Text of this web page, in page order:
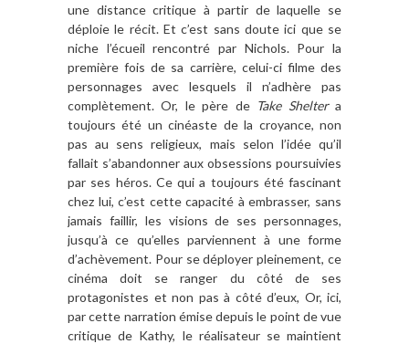
une distance critique à partir de laquelle se
déploie le récit. Et c’est sans doute ici que se
niche l’écueil rencontré par Nichols. Pour la
première fois de sa carrière, celui-ci filme des
personnages avec lesquels il n’adhère pas
complètement. Or, le père de Take Sheltera
toujours été un cinéaste de la croyance, non
pas au sens religieux, mais selon l’idée qu’il
fallait s’abandonner aux obsessions poursuivies
par ses héros. Ce qui a toujours été fascinant
chez lui, c’est cette capacité à embrasser, sans
jamais faillir, les visions de ses personnages,
jusqu’à ce qu’elles parviennent à une forme
d’achèvement. Pour se déployer pleinement, ce
cinéma doit se ranger du côté de ses
protagonistes et non pas à côté d’eux, Or, ici,
par cette narration émise depuis le point de vue
critique de Kathy, le réalisateur se maintient